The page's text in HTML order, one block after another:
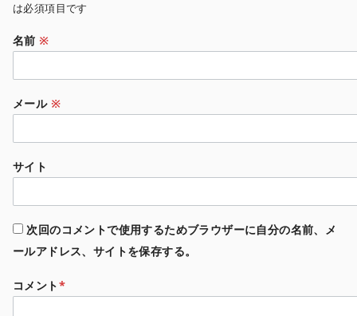
は必須項目です
名前※
メール ※
サイト
次回のコメントで使用するためブラウザーに自分の名前、メ
ールアドレス、サイトを保存する。
コメント*